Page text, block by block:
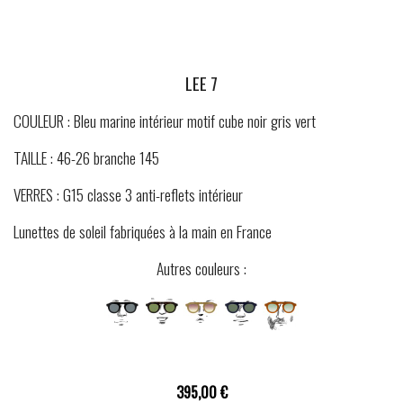
LEE 7
COULEUR : Bleu marine intérieur motif cube noir gris vert
TAILLE : 46-26 branche 145
VERRES : G15 classe 3 anti-reflets intérieur
Lunettes de soleil fabriquées à la main en France
Autres couleurs :
395,00 €